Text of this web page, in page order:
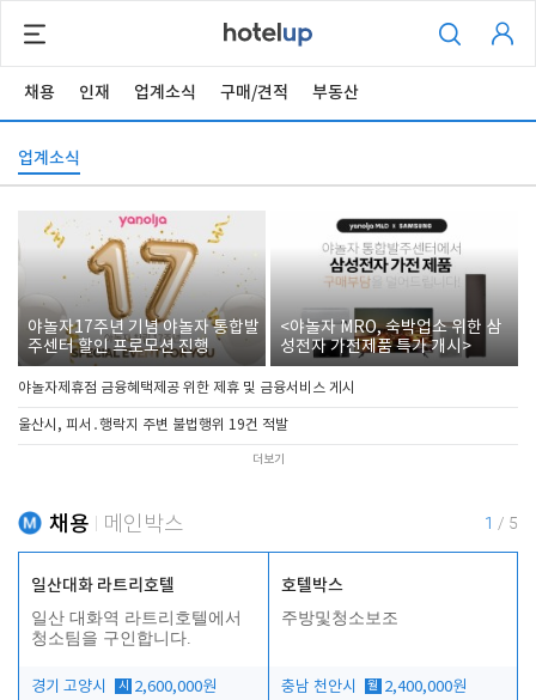
채용 인재 업계소식 구매/견적 부동산
업계소식
야놀자17주년 기념 야놀자 통합발
주센터 할인 프로모션 진행
<야놀자 MRO, 숙박업소 위한 삼
성전자 가전제품 특가 개시>
야놀자제휴점 금융혜택제공 위한 제휴 및 금융서비스 게시
울산시, 피서․행락지 주변 불법행위 19건 적발
더보기
채용 메인박스 1 / 5
일산대화 라트리호텔
일산 대화역 라트리호텔에서
청소팀을 구인합니다.
경기 고양시 시
2,600,000원
호텔박스
주방및청소보조
충남 천안시 월 2,400,000원